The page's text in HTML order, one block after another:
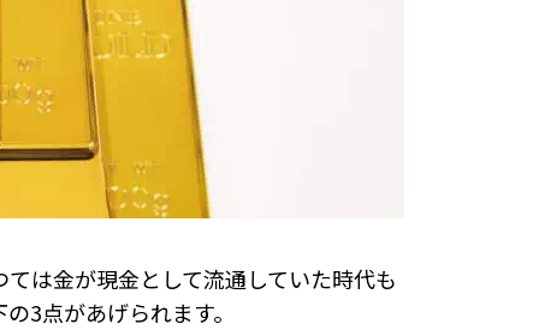
は金が現金として流通していた時代も
3点があげられます。